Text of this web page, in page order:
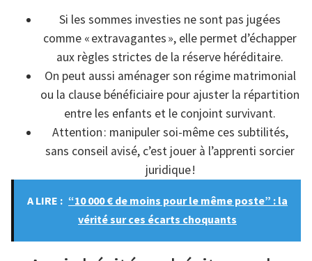
Si les sommes investies ne sont pas jugées
comme « extravagantes », elle permet d’échapper
aux règles strictes de la réserve héréditaire.
On peut aussi aménager son régime matrimonial
ou la clause bénéficiaire pour ajuster la répartition
entre les enfants et le conjoint survivant.
Attention : manipuler soi-même ces subtilités,
sans conseil avisé, c’est jouer à l’apprenti sorcier
juridique !
A LIRE : “10 000 € de moins pour le même poste” : la
vérité sur ces écarts choquants